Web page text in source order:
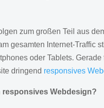
zum großen Teil aus
gesamten Internet-Traffic
oder Tablets.
dringend responsives
responsives Webdesign?